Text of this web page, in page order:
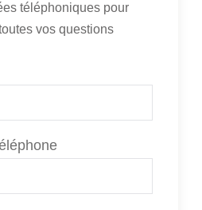
téléphoniques pour
vos questions